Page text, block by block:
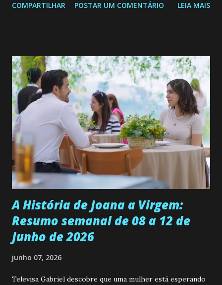
de 25/05/26 a 31/05/26 JOANA GUADALUPE (Camila
permanecer virgem até encontrar o homem que realmente
ama, o que não é fácil, já que dedica todas as suas energias a
se aprimorar, trabalhando, estudando e se orgulhando de
ser a primeira mulher da família a ingressar na
universidade. Ela tem uma personalidade muito alegre, é
muito madura para a idade, determinada, criativa e
empática. Detesta injustiças e é uma ótima amiga. Pode ser
teimosa e muito persistente quando decide fazer algo.
Durante um exame ginecológico, ela é inseminada por eng...
COMPARTILHAR POSTAR UM COMENTÁRIO LEIA MAIS
A História de Joana a Virgem:
Resumo semanal de 08 a 12 de
Junho de 2026
junho 07, 2026
Televisa Gabriel descobre que uma mulher está esperando